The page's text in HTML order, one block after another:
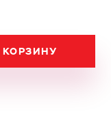
КОРЗИНУ